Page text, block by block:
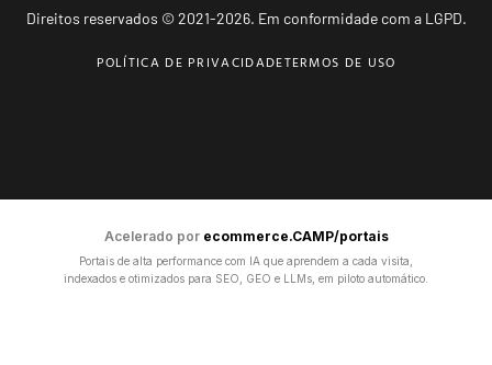
Direitos reservados © 2021-2026. Em conformidade com a LGPD.
POLÍTICA DE PRIVACIDADETERMOS DE USO
Acelerado por ecommerce.CAMP/portais
Portais de alta performance com IA que aprendem a cada visita,
indexados e otimizados para SEO, GEO e LLMs, em piloto automático.